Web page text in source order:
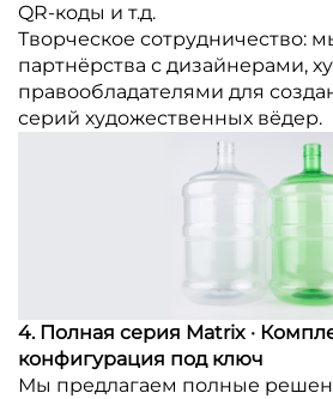
QR-коды и т.д.
Творческое сотрудничество:
партнёрства с дизайнерами,
правообладателями для
серий художественных вёдер.
4. Полная серия Matrix ·
конфигурация под ключ
Мы предлагаем полные